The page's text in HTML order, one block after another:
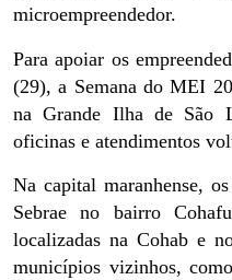
microempreendedor.
Para apoiar os
(29), a Semana do MEI
na Grande Ilha de São
oficinas e atendimentos
Na capital maranhense,
Sebrae no bairro
localizadas na Cohab e
municípios vizinhos,